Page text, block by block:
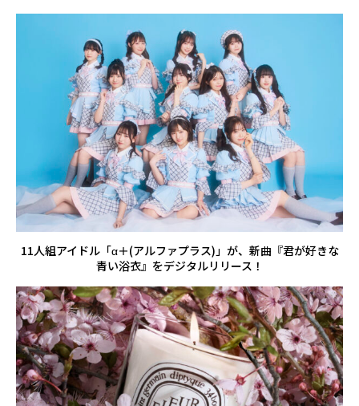
11人組アイドル「α＋(アルファプラス)」が、新曲『君が好きな
青い浴衣』をデジタルリリース！